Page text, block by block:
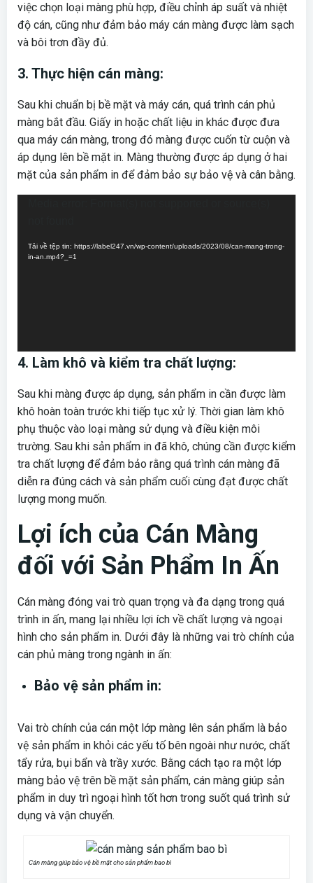
việc chọn loại màng phù hợp, điều chỉnh áp suất và nhiệt
độ cán, cũng như đảm bảo máy cán màng được làm sạch
và bôi trơn đầy đủ.
3. Thực hiện cán màng:
Sau khi chuẩn bị bề mặt và máy cán, quá trình cán phủ
màng bắt đầu. Giấy in hoặc chất liệu in khác được đưa
qua máy cán màng, trong đó màng được cuốn từ cuộn và
áp dụng lên bề mặt in. Màng thường được áp dụng ở hai
mặt của sản phẩm in để đảm bảo sự bảo vệ và cân bằng.
Tải về tệp tin: https://label247.vn/wp-content/uploads/2023/08/can-mang-trong-
in-an.mp4?_=1
4. Làm khô và kiểm tra chất lượng:
Sau khi màng được áp dụng, sản phẩm in cần được làm
khô hoàn toàn trước khi tiếp tục xử lý. Thời gian làm khô
phụ thuộc vào loại màng sử dụng và điều kiện môi
trường. Sau khi sản phẩm in đã khô, chúng cần được kiểm
tra chất lượng để đảm bảo rằng quá trình cán màng đã
diễn ra đúng cách và sản phẩm cuối cùng đạt được chất
lượng mong muốn.
Lợi ích của Cán Màng
đối với Sản Phẩm In Ấn
Cán màng đóng vai trò quan trọng và đa dạng trong quá
trình in ấn, mang lại nhiều lợi ích về chất lượng và ngoại
hình cho sản phẩm in. Dưới đây là những vai trò chính của
cán phủ màng trong ngành in ấn:
Bảo vệ sản phẩm in:
Vai trò chính của cán một lớp màng lên sản phẩm là bảo
vệ sản phẩm in khỏi các yếu tố bên ngoài như nước, chất
tẩy rửa, bụi bẩn và trầy xước. Bằng cách tạo ra một lớp
màng bảo vệ trên bề mặt sản phẩm, cán màng giúp sản
phẩm in duy trì ngoại hình tốt hơn trong suốt quá trình sử
dụng và vận chuyển.
Cán màng giúp bảo vệ bề mặt cho sản phẩm bao bì